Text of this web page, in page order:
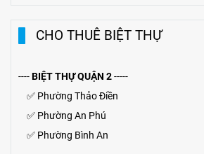
CHO THUÊ BIỆT THỰ
----BIỆT THỰ QUẬN 2-----
✅ Phường Thảo Điền
✅ Phường An Phú
✅ Phường Bình An